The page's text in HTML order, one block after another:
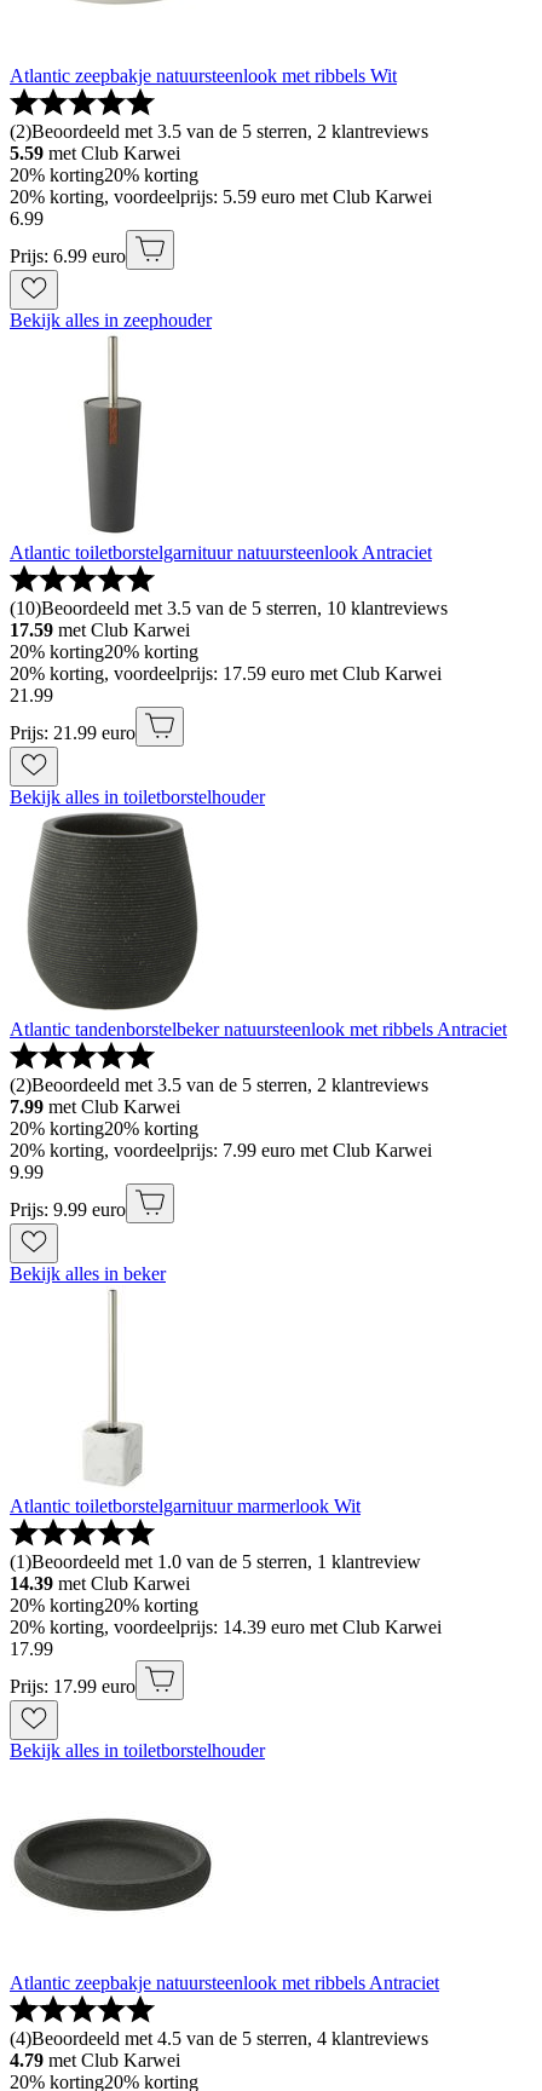
Atlantic zeepbakje natuursteenlook met ribbels Wit
(2)Beoordeeld met 3.5 van de 5 sterren, 2 klantreviews
5.59 met Club Karwei
20% korting20% korting
20% korting, voordeelprijs: 5.59 euro met Club Karwei
6.99
Prijs: 6.99 euro
Bekijk alles in zeephouder
Atlantic toiletborstelgarnituur natuursteenlook Antraciet
(10)Beoordeeld met 3.5 van de 5 sterren, 10 klantreviews
17.59 met Club Karwei
20% korting20% korting
20% korting, voordeelprijs: 17.59 euro met Club Karwei
21.99
Prijs: 21.99 euro
Bekijk alles in toiletborstelhouder
Atlantic tandenborstelbeker natuursteenlook met ribbels Antraciet
(2)Beoordeeld met 3.5 van de 5 sterren, 2 klantreviews
7.99 met Club Karwei
20% korting20% korting
20% korting, voordeelprijs: 7.99 euro met Club Karwei
9.99
Prijs: 9.99 euro
Bekijk alles in beker
Atlantic toiletborstelgarnituur marmerlook Wit
(1)Beoordeeld met 1.0 van de 5 sterren, 1 klantreview
14.39 met Club Karwei
20% korting20% korting
20% korting, voordeelprijs: 14.39 euro met Club Karwei
17.99
Prijs: 17.99 euro
Bekijk alles in toiletborstelhouder
Atlantic zeepbakje natuursteenlook met ribbels Antraciet
(4)Beoordeeld met 4.5 van de 5 sterren, 4 klantreviews
4.79 met Club Karwei
20% korting20% korting